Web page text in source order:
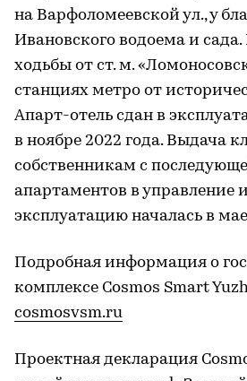
на Варфоломеевской ул., у
Ивановского водоема и
ходьбы от ст. м.
станциях метро от
Апарт-отель сдан в
в ноябре 2022 года. Выдача
собственникам с
апартаментов в управление
эксплуатацию началась в
Подробная информация о
комплексе Cosmos Smart
cosmosvsm.ru
Проектная декларация